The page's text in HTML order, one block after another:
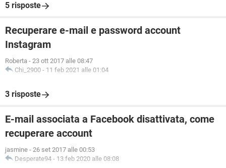
5 risposte
Recuperare e-mail e password account
Instagram
Roberta - 23 ott 2017 alle 08:47
Chi_2900 - 11 feb 2021 alle 01:04
3 risposte
E-mail associata a Facebook disattivata, come
recuperare account
jasmine - 26 set 2017 alle 00:53
Desperate94 - 13 feb 2020 alle 08:08